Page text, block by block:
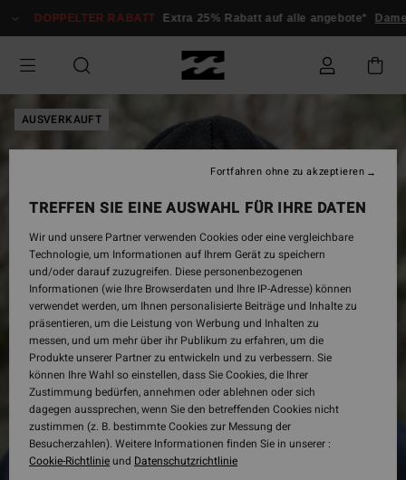
zur
springen
DOPPELTER RABATT Extra 25% Rabatt auf alle angebote* Damen
AUSVERKAUFT
TREFFEN SIE EINE AUSWAHL FÜR IHRE DATEN
Wir und unsere Partner verwenden Cookies oder eine vergleichbare
Technologie, um Informationen auf Ihrem Gerät zu speichern
und/oder darauf zuzugreifen. Diese personenbezogenen
Informationen (wie Ihre Browserdaten und Ihre IP-Adresse) können
verwendet werden, um Ihnen personalisierte Beiträge und Inhalte zu
präsentieren, um die Leistung von Werbung und Inhalten zu
messen, und um mehr über ihr Publikum zu erfahren, um die
Produkte unserer Partner zu entwickeln und zu verbessern. Sie
können Ihre Wahl so einstellen, dass Sie Cookies, die Ihrer
Zustimmung bedürfen, annehmen oder ablehnen oder sich
dagegen aussprechen, wenn Sie den betreffenden Cookies nicht
zustimmen (z. B. bestimmte Cookies zur Messung der
Besucherzahlen). Weitere Informationen finden Sie in unserer :
Cookie-Richtlinieund Datenschutzrichtlinie
Fortfahren ohne zu akzeptieren